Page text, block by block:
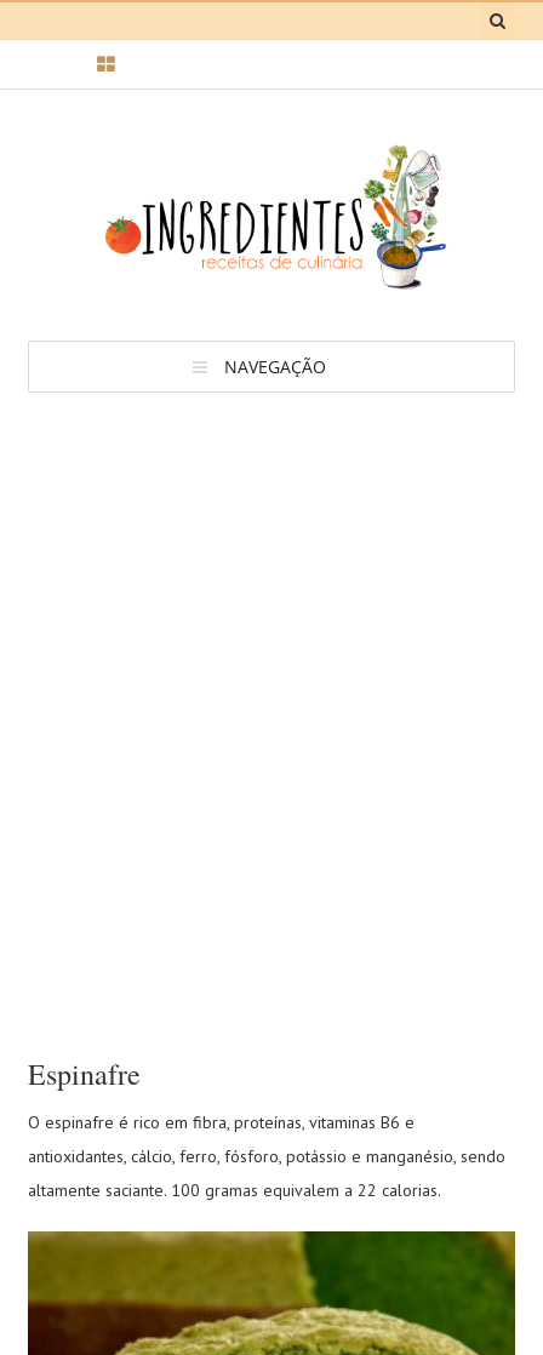
NAVEGAÇÃO
Espinafre
O espinafre é rico em fibra, proteínas, vitaminas B6 e
antioxidantes, cálcio, ferro, fósforo, potássio e manganésio, sendo
altamente saciante. 100 gramas equivalem a 22 calorias.